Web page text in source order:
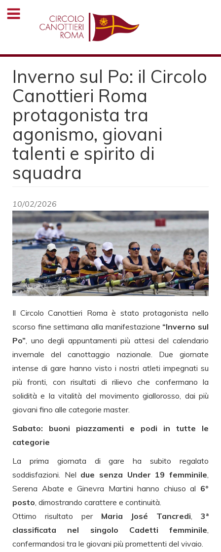
Salta
Inverno sul Po: il Circolo
Canottieri Roma
protagonista tra
agonismo, giovani
talenti e spirito di
squadra
10/02/2026
Il Circolo Canottieri Roma è stato protagonista nello
scorso fine settimana alla manifestazione “Inverno sul
Po” , uno degli appuntamenti più attesi del calendario
invernale del canottaggio nazionale. Due giornate
intense di gare hanno visto i nostri atleti impegnati su
più fronti, con risultati di rilievo che confermano la
solidità e la vitalità del movimento giallorosso, dai più
giovani fino alle categorie master.
Sabato: buoni piazzamenti e podi in tutte le
categorie
La prima giornata di gare ha subito regalato
soddisfazioni. Nel due senza Under 19 femminile
Serena Abate e Ginevra Martini hanno chiuso al 6°
posto , dimostrando carattere e continuità.
Ottimo risultato per Maria José Tancredi ,3ª
classificata nel singolo Cadetti femminile
confermandosi tra le giovani più promettenti del vivaio.